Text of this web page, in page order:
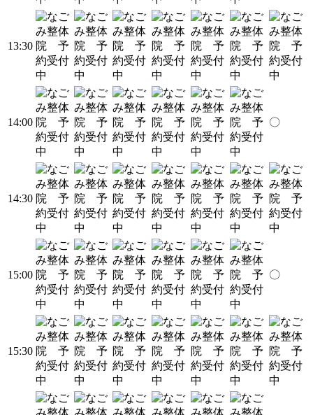
13:30
14:00 〇
14:30
15:00 〇
15:30